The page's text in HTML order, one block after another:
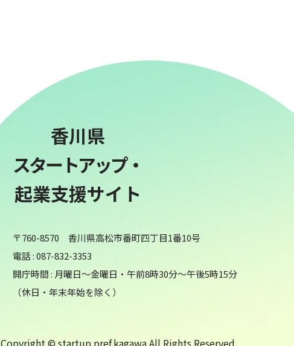
香川県
スタートアップ・
起業支援サイト
〒760-8570 香川県高松市番町四丁目1番10号
電話 : 087-832-3353
開庁時間 : 月曜日～金曜日・午前8時30分～午後5時15分
（休日・年末年始を除く）
Copyright © startup.pref.kagawa All Rights Reserved.